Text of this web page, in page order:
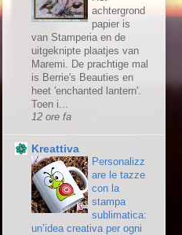
achtergrond
papier is
van Stamperia en de
uitgeknipte plaatjes van
Maremi. De prachtige mal
is Berrie's Beauties en
heet 'enchanted lantern'.
Toen i...
12 ore fa
Kreattiva
Personalizz
are le tazze
con la
stampa
sublimatica:
un’idea creativa per ogni